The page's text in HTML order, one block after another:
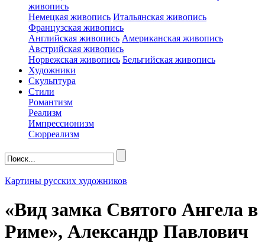
живопись
Немецкая живопись Итальянская живопись
Французская живопись
Английская живопись Американская живопись
Австрийская живопись
Норвежская живопись Бельгийская живопись
Художники
Скульптура
Стили
Романтизм
Реализм
Импрессионизм
Сюрреализм
Картины русских художников
«Вид замка Святого Ангела в
Риме», Александр Павлович